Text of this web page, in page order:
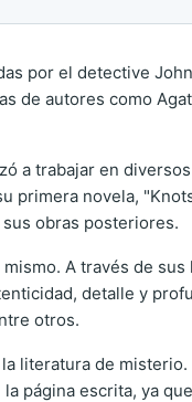
por el detective
de autores como
a trabajar en
primera novela,
obras posteriores.
A través de
detalle y
otros.
literatura de
página escrita, ya